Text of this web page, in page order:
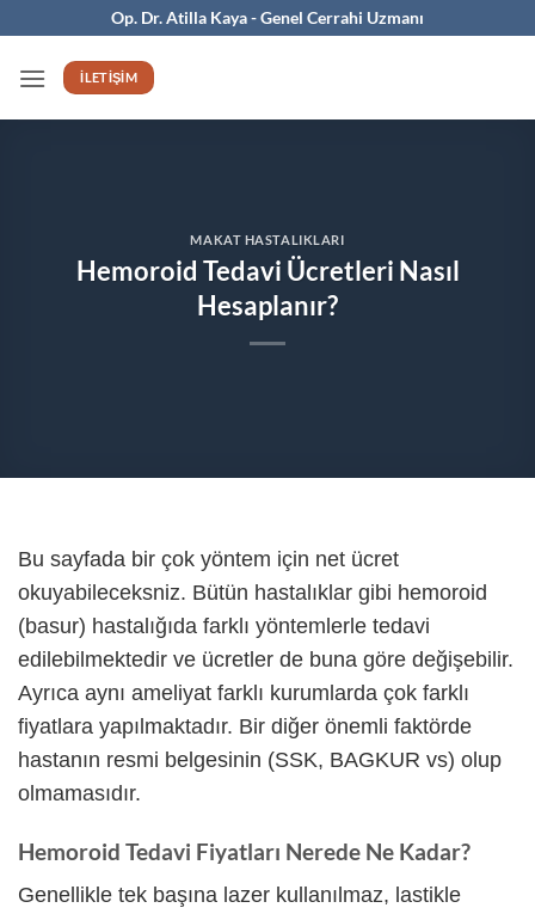
atla
Op. Dr. Atilla Kaya - Genel Cerrahi Uzmanı
İLETIŞIM
MAKAT HASTALIKLARI
Hemoroid Tedavi Ücretleri Nasıl
Hesaplanır?
Bu sayfada bir çok yöntem için net ücret
okuyabileceksniz. Bütün hastalıklar gibi hemoroid
(basur) hastalığıda farklı yöntemlerle tedavi
edilebilmektedir ve ücretler de buna göre değişebilir.
Ayrıca aynı ameliyat farklı kurumlarda çok farklı
fiyatlara yapılmaktadır. Bir diğer önemli faktörde
hastanın resmi belgesinin (SSK, BAGKUR vs) olup
olmamasıdır.
Hemoroid Tedavi Fiyatları Nerede Ne Kadar?
Genellikle tek başına lazer kullanılmaz, lastikle